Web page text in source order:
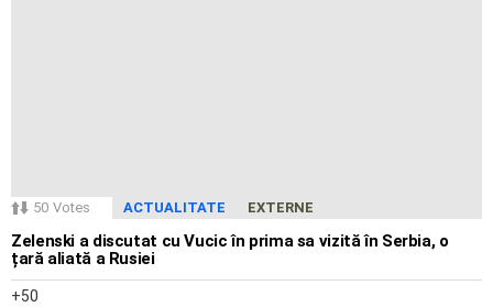
50 Votes ACTUALITATE EXTERNE
Zelenski a discutat cu Vucic în prima sa vizită în Serbia, o
țară aliată a Rusiei
50